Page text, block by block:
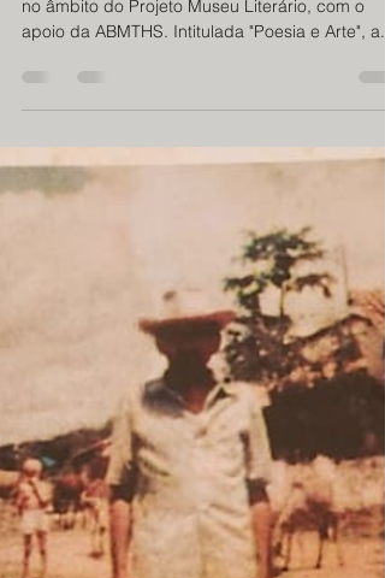
mais uma oficina
no âmbito do Projeto Museu Literário, com o
apoio da ABMTHS. Intitulada "Poesia e Arte", a...